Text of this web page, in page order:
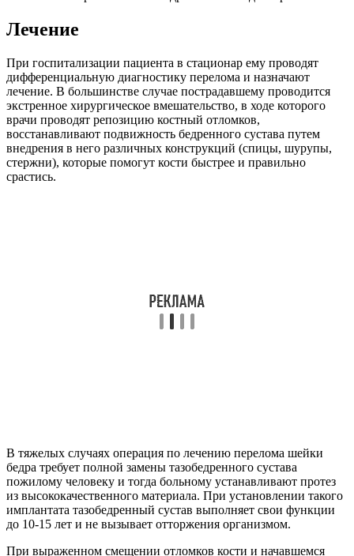
Лечение
При госпитализации пациента в стационар ему проводят
дифференциальную диагностику перелома и назначают
лечение. В большинстве случае пострадавшему проводится
экстренное хирургическое вмешательство, в ходе которого
врачи проводят репозицию костный отломков,
восстанавливают подвижность бедренного сустава путем
внедрения в него различных конструкций (спицы, шурупы,
стержни), которые помогут кости быстрее и правильно
срастись.
В тяжелых случаях операция по лечению перелома шейки
бедра требует полной замены тазобедренного сустава
пожилому человеку и тогда больному устанавливают протез
из высококачественного материала. При установлении такого
имплантата тазобедренный сустав выполняет свои функции
до 10-15 лет и не вызывает отторжения организмом.
При выраженном смещении отломков кости и начавшемся